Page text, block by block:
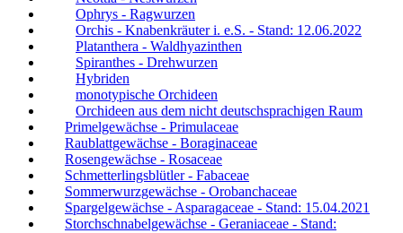
Ophrys - Ragwurzen
Orchis - Knabenkräuter i. e.S. - Stand: 12.06.2022
Platanthera - Waldhyazinthen
Spiranthes - Drehwurzen
Hybriden
monotypische Orchideen
Orchideen aus dem nicht deutschsprachigen Raum
Primelgewächse - Primulaceae
Raublattgewächse - Boraginaceae
Rosengewächse - Rosaceae
Schmetterlingsblütler - Fabaceae
Sommerwurzgewächse - Orobanchaceae
Spargelgewächse - Asparagaceae - Stand: 15.04.2021
Storchschnabelgewächse - Geraniaceae - Stand: